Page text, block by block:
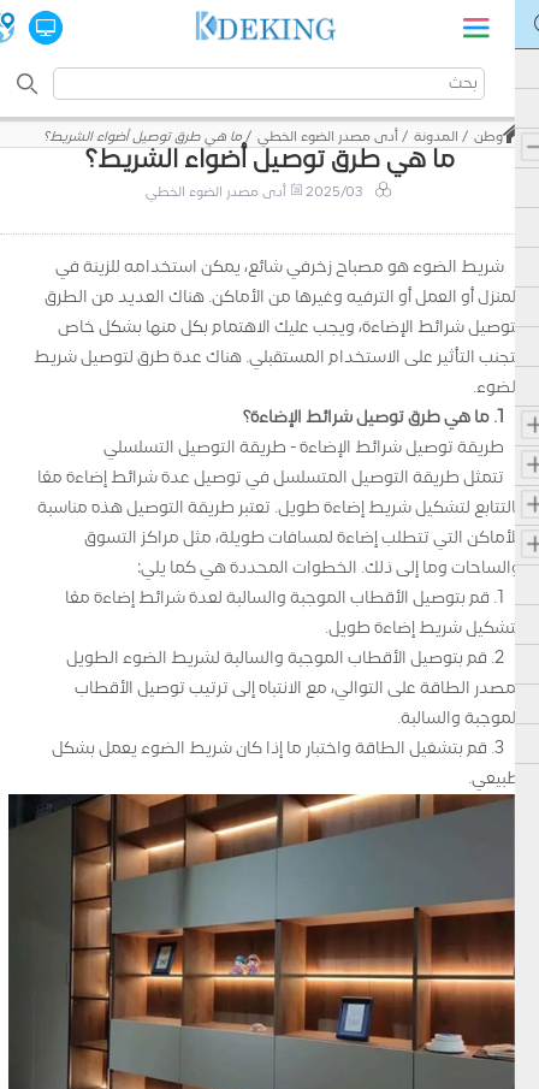
وطن المدونة أدى مصدر الضوء الخطي ما هي طرق توصيل أضواء الشريط؟
ما هي طرق توصيل أضواء الشريط؟
2025/03 أدى مصدر الضوء الخطي
شريط الضوء هو مصباح زخرفي شائع، يمكن استخدامه للزينة في
المنزل أو العمل أو الترفيه وغيرها من الأماكن. هناك العديد من الطرق
لتوصيل شرائط الإضاءة، ويجب عليك الاهتمام بكل منها بشكل خاص
لتجنب التأثير على الاستخدام المستقبلي. هناك عدة طرق لتوصيل شريط
الضوء.
طريقة توصيل شرائط الإضاءة - طريقة التوصيل التسلسلي
تتمثل طريقة التوصيل المتسلسل في توصيل عدة شرائط إضاءة معًا
بالتتابع لتشكيل شريط إضاءة طويل. تعتبر طريقة التوصيل هذه مناسبة
للأماكن التي تتطلب إضاءة لمسافات طويلة، مثل مراكز التسوق
والساحات وما إلى ذلك. الخطوات المحددة هي كما يلي:
1. قم بتوصيل الأقطاب الموجبة والسالبة لعدة شرائط إضاءة معًا
لتشكيل شريط إضاءة طويل.
2. قم بتوصيل الأقطاب الموجبة والسالبة لشريط الضوء الطويل
بمصدر الطاقة على التوالي، مع الانتباه إلى ترتيب توصيل الأقطاب
الموجبة والسالبة.
3. قم بتشغيل الطاقة واختبار ما إذا كان شريط الضوء يعمل بشكل
طبيعي.